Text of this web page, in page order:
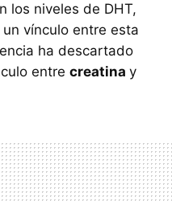
los niveles de DHT,
vínculo entre esta
ha descartado
entre creatina y